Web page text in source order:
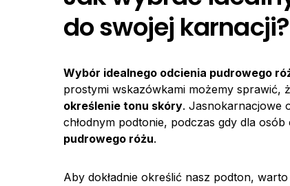
do swojej karnacji?
Wybór idealnego odcienia pudrowego
prostymi wskazówkami możemy sprawić,
określenie tonu skóry. Jasnokarnacjowe
chłodnym podtonie, podczas gdy dla
pudrowego różu.
Aby dokładnie określić nasz podton,